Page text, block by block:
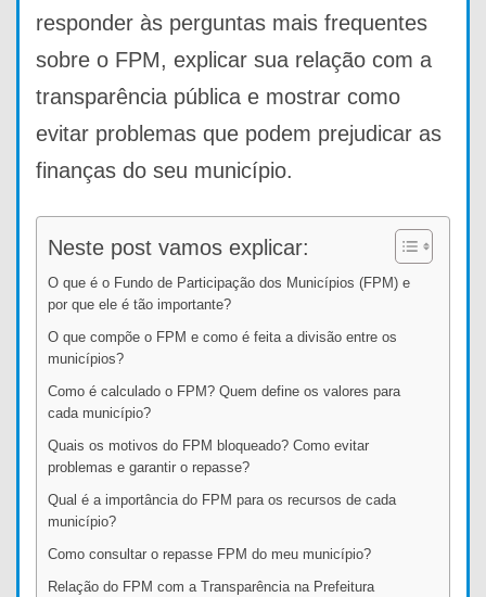
responder às perguntas mais frequentes
sobre o FPM, explicar sua relação com a
transparência pública e mostrar como
evitar problemas que podem prejudicar as
finanças do seu município.
Neste post vamos explicar:
O que é o Fundo de Participação dos Municípios (FPM) e
por que ele é tão importante?
O que compõe o FPM e como é feita a divisão entre os
municípios?
Como é calculado o FPM? Quem define os valores para
cada município?
Quais os motivos do FPM bloqueado? Como evitar
problemas e garantir o repasse?
Qual é a importância do FPM para os recursos de cada
município?
Como consultar o repasse FPM do meu município?
Relação do FPM com a Transparência na Prefeitura